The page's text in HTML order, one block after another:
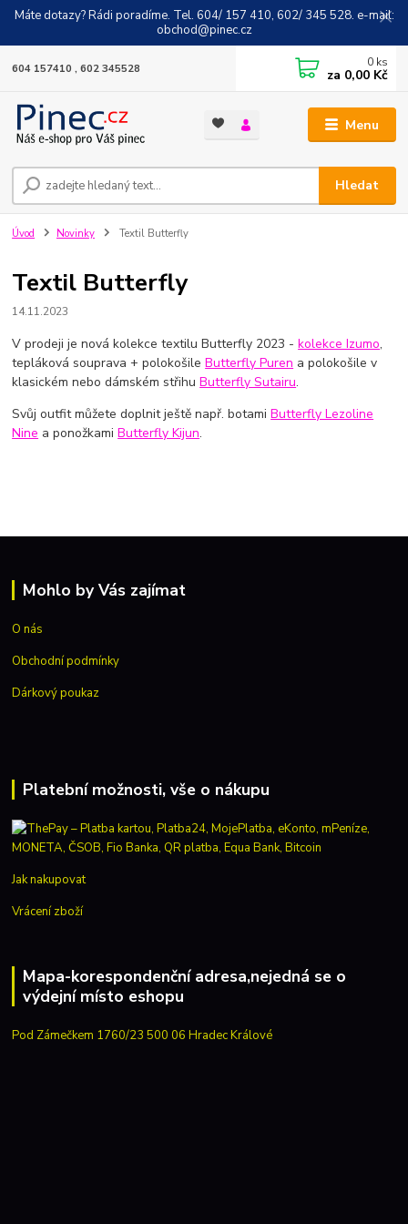
Máte dotazy? Rádi poradíme. Tel. 604/ 157 410, 602/ 345 528. e-mail:
obchod@pinec.cz
Menu
Hledat
604 157410 , 602 345528 0 ks
za 0,00 Kč
Úvod Novinky Textil Butterfly
Textil Butterfly
14.11.2023
V prodeji je nová kolekce textilu Butterfly 2023 -kolekce Izumo,
tepláková souprava + polokošileButterfly Puren a polokošile v
klasickém nebo dámském střihuButterfly Sutairu.
Svůj outfit můžete doplnit ještě např. botamiButterfly Lezoline
Nine a ponožkamiButterfly Kijun.
Mohlo by Vás zajímat
O nás
Obchodní podmínky
Dárkový poukaz
Platební možnosti, vše o nákupu
Jak nakupovat
Vrácení zboží
Mapa-korespondenční adresa,nejedná se o
výdejní místo eshopu
Pod Zámečkem 1760/23 500 06 Hradec Králové